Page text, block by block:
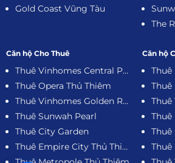
Gold Coast Vũng Tàu
The
Căn hộ Cho Thuê
Thuê Vinhomes Central Park
Thuê Opera Thủ Thiêm
Thuê Vinhomes Golden River
Thuê Sunwah Pearl
Thuê City Garden
Thuê Empire City Thủ Thiêm
Căn hộ
Thuê
Thuê
Thuê
Thuê
Thuê